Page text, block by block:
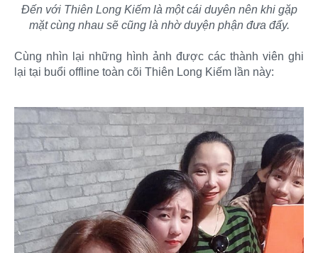
Đến với Thiên Long Kiếm là một cái duyên nên khi gặp
mặt cùng nhau sẽ cũng là nhờ duyện phận đưa đẩy.
Cùng nhìn lại những hình ảnh được các thành viên ghi
lại tại buổi offline toàn cõi Thiên Long Kiếm lần này: